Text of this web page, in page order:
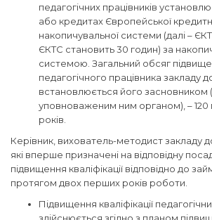
педагогічних працівників
або кредитах Європейської
накопичувальної системи (далі –
ЄКТС становить 30 годин) за
системою. Загальний обсяг
педагогічного працівника закладу
встановлюється його засновником
уповноваженим ним органом), – 120
років.
Керівник, вихователь-методист закладу
які вперше призначені на відповідну
підвищення кваліфікації відповідно до
протягом двох перших років роботи.
Підвищення кваліфікації